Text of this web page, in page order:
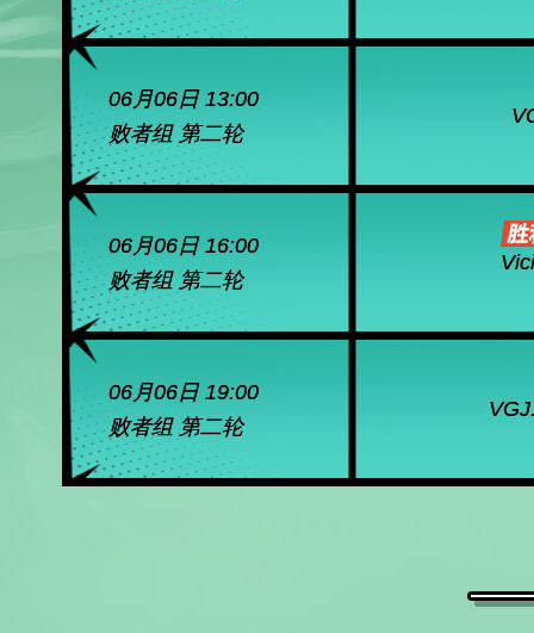
06月06日 13:00
败者组 第二轮
06月06日 16:00
败者组 第二轮
06月06日 19:00
败者组 第二轮